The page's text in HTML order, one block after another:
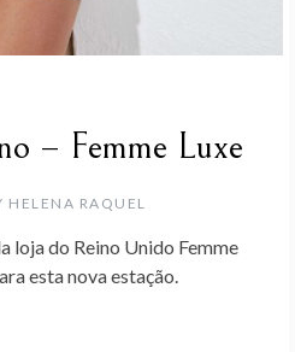
– Femme Luxe
HELENA RAQUEL
loja do Reino Unido Femme
esta nova estação.